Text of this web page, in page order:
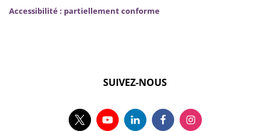
Accessibilité : partiellement conforme
SUIVEZ-NOUS